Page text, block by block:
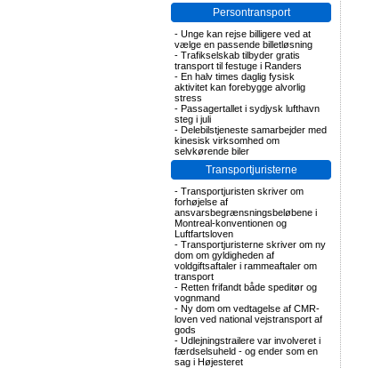
Persontransport
- Unge kan rejse billigere ved at
vælge en passende billetløsning
- Trafikselskab tilbyder gratis
transport til festuge i Randers
- En halv times daglig fysisk
aktivitet kan forebygge alvorlig
stress
- Passagertallet i sydjysk lufthavn
steg i juli
- Delebilstjeneste samarbejder med
kinesisk virksomhed om
selvkørende biler
Transportjuristerne
- Transportjuristen skriver om
forhøjelse af
ansvarsbegrænsningsbeløbene i
Montreal-konventionen og
Luftfartsloven
- Transportjuristerne skriver om ny
dom om gyldigheden af
voldgiftsaftaler i rammeaftaler om
transport
- Retten frifandt både speditør og
vognmand
- Ny dom om vedtagelse af CMR-
loven ved national vejstransport af
gods
- Udlejningstrailere var involveret i
færdselsuheld - og ender som en
sag i Højesteret